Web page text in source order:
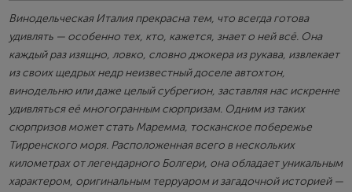
Винодельческая Италия прекрасна тем, что всегда готова
удивлять — особенно тех, кто, кажется, знает о ней всё. Она
каждый раз изящно, ловко, словно джокера из рукава, извлекает
из своих щедрых недр неизвестный доселе автохтон,
винодельню или даже целый субрегион, заставляя нас искренне
удивляться её многогранным сюрпризам. Одним из таких
сюрпризов может стать Маремма, тосканское побережье
Тирренского моря. Расположенная всего в нескольких
километрах от легендарного Болгери, она обладает уникальным
характером, оригинальным терруаром и загадочной историей —